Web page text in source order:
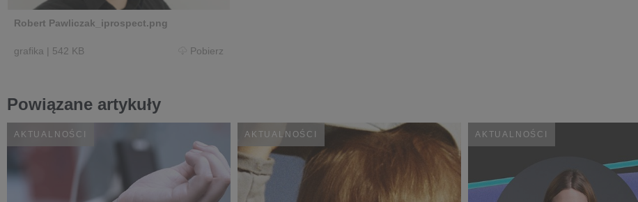
Robert Pawliczak_iprospect.png
grafika | 542 KB Pobierz
Powiązane artykuły
AKTUALNOŚCI AKTUALNOŚCI AKTUALNOŚCI